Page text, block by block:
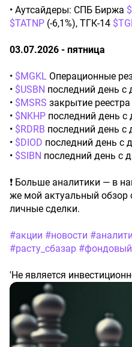
• Аутсайдеры: СПБ Биржа
$TATNP (-6,1%), ТГК-14
03.07.2026 - пятница
• $MGKL Операционные
• $USBN последний день
• $MSRS закрытие
• $NKHP последний день
• $RDRB последний день
• $DIOD последний день с
• $SIBN последний день с
❗️ Больше аналитики — в
же мой актуальный обзор
личные сделки.
#акции #новости
#расту_сбазар
'Не является